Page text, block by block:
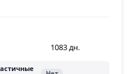
1083 дн.